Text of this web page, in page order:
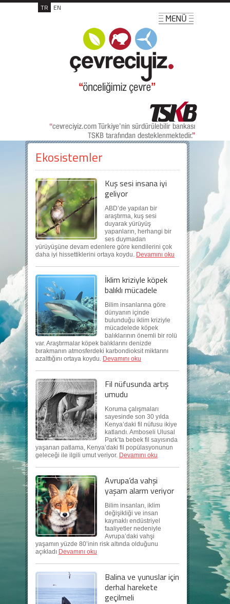
TR EN
Ekosistemler
Kuş sesi insana iyi
geliyor
ABD’de yapılan bir
araştırma, kuş sesi
duyarak yürüyüş
yapanların, herhangi bir
ses duymadan
yürüyüşüne devam edenlere göre kendilerini çok
daha iyi hissettiklerini ortaya koydu. Devamını oku
İklim kriziyle köpek
balıklı mücadele
Bilim insanlarına göre
dünyanın içinde
bulunduğu iklim kriziyle
mücadelede köpek
balıklarının önemli bir rolü
var. Araştırmalar köpek balıklarını denizde
bırakmanın atmosferdeki karbondioksit miktarını
azalttığını ortaya koydu. Devamını oku
Fil nüfusunda artış
umudu
Koruma çalışmaları
sayesinde son 30 yılda
Kenya’daki fil nüfusu ikiye
katlandı. Amboseli Ulusal
Park’ta bebek fil sayısında
yaşanan patlama, Kenya’daki fil popülasyonunun
geleceği ile ilgili umut veriyor. Devamını oku
Avrupa’da vahşi
yaşam alarm veriyor
Bilim insanları, iklim
değişikliği ve insan
kaynaklı endüstriyel
faaliyetler nedeniyle
Avrupa’daki vahşi
yaşamın yüzde 80’inin risk altında olduğunu
açıkladı Devamını oku
Balina ve yunuslar için
derhal harekete
geçilmeli